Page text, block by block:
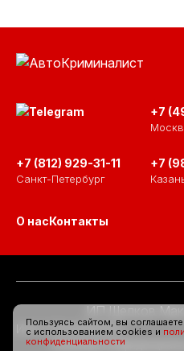
О насКонтакты
+7
+7 (812) 929-31-11
Санкт-Петербург
+7
ИП Шелков
ИНН 771602864042
Политика
Пользуясь сайтом, вы
с использованием cookies и
конфиденциальности